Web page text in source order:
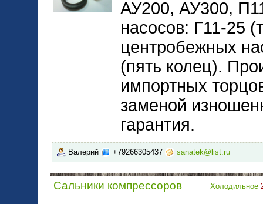
АУ200, АУ300,
насосов: Г11-25
центробежных
(пять колец).
импортных
заменой
гарантия.
Валерий +79266305437 sanatek@list.ru
Сальники компрессоров Холодильное